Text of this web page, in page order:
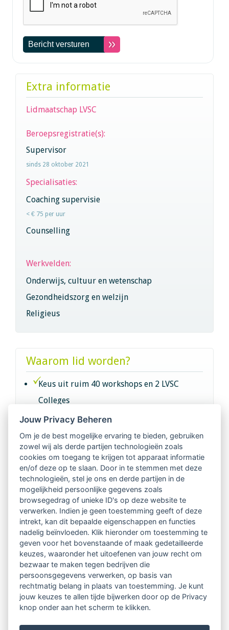
Extra informatie
Lidmaatschap LVSC
Beroepsregistratie(s):
Supervisor
sinds 28 oktober 2021
Specialisaties:
Coaching supervisie
< € 75 per uur
Counselling
Werkvelden:
Onderwijs, cultuur en wetenschap
Gezondheidszorg en welzijn
Religieus
Waarom lid worden?
Keus uit ruim 40 workshops en 2 LVSC
Colleges
Intervisie met geregistreerde vakgenoten
Netwerk van 2100 professionals in 14
regio's
Vindbaar voor opdrachtgevers
Tijdschrift voor
Begeleidingskunde & kennisbank
Beroepsregistratie (LVSC keurmerk)
Lid worden van LVSC
Jouw Privacy Beheren
Om je de best mogelijke ervaring te bieden, gebruiken
zowel wij als derde partijen technologieën zoals
cookies om toegang te krijgen tot apparaat informatie
en/of deze op te slaan. Door in te stemmen met deze
technologieën, stel je ons en derde partijen in de
mogelijkheid persoonlijke gegevens zoals
browsegedrag of unieke ID's op deze website te
verwerken. Indien je geen toestemming geeft of deze
intrekt, kan dit bepaalde eigenschappen en functies
nadelig beïnvloeden. Klik hieronder om toestemming te
geven voor het bovenstaande of maak gedetailleerde
keuzes, waaronder het uitoefenen van jouw recht om
bezwaar te maken tegen bedrijven die
persoonsgegevens verwerken, op basis van
rechtmatig belang in plaats van toestemming. Je kunt
jouw keuzes te allen tijde bijwerken door op de Privacy
knop onder aan het scherm te klikken.